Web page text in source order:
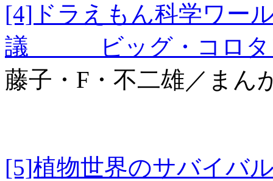
[4]ドラえもん科学ワー
議 ビッグ・コロ
藤子・F・不二雄／ま
[5]植物世界のサバイ